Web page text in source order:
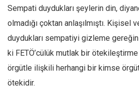
Sempati duydukları şeylerin din,
olmadığı çoktan anlaşılmıştı.
duydukları sempatiyi gizleme
ki FETÖ’cülük mutlak bir
örgütle ilişkili herhangi bir kimse
ötekidir.